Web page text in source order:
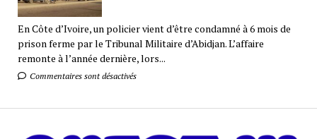
En Côte d’Ivoire, un policier vient d’être condamné à 6 mois de
prison ferme par le Tribunal Militaire d’Abidjan. L’affaire
remonte à l’année dernière, lors...
Commentaires sont désactivés